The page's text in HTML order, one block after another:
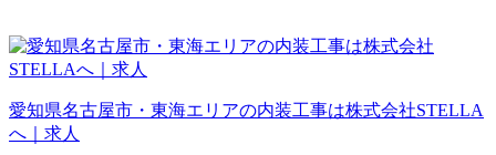
愛知県名古屋市・東海エリアの内装工事は株式会社STELLA
へ｜求人